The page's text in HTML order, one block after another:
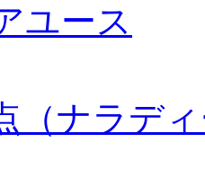
ユース
（ナラデ